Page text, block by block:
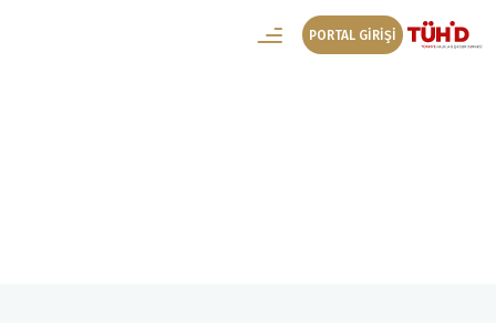
PORTAL GİRİŞİ